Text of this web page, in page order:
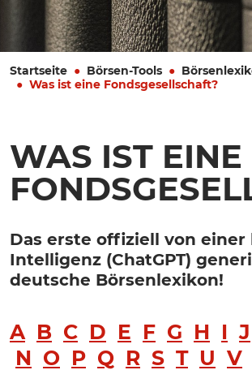
Startseite Börsen-Tools
Was ist eine Fondsgesellschaft?
WAS IST EINE
Das erste offiziell von
Intelligenz (ChatGPT)
deutsche Börsenlexikon!
A B C D E F G H I J
N O P Q R S T U V